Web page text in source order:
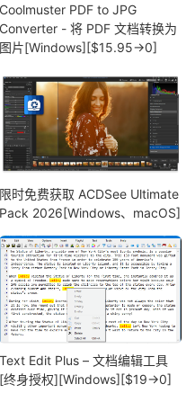
Coolmuster PDF to JPG
Converter - 将 PDF 文档转换为
图片[Windows][$15.95→0]
限时免费获取 ACDSee Ultimate
Pack 2026[Windows、macOS]
Text Edit Plus – 文档编辑工具
[终身授权][Windows][$19→0]